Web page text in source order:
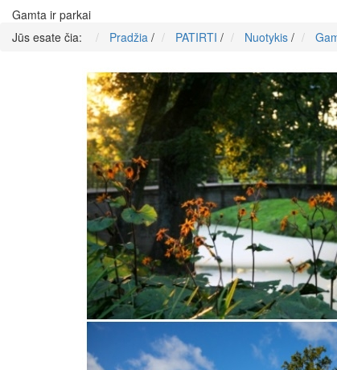
Gamta ir parkai
Jūs esate čia:
Pradžia / PATIRTI / Nuotykis /